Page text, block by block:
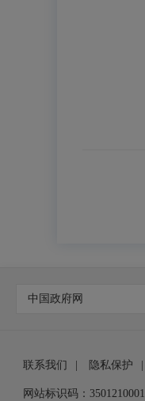
中国政府网
联系我们 隐私保护
网站标识码：3501210001